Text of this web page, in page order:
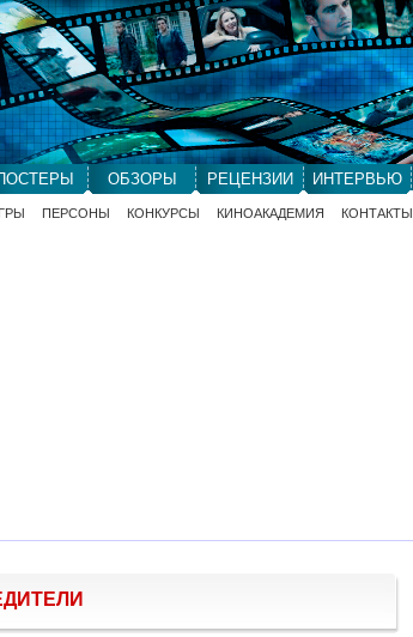
ОБЗОРЫ РЕЦЕНЗИИ ИНТЕРВЬЮ
ПЕРСОНЫ КОНКУРСЫ КИНОАКАДЕМИЯ КОНТАКТЫ